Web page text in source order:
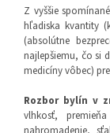
Z vyššie
hľadiska kvantity
(absolútne
najlepšiemu, čo si
medicíny vôbec)
Rozbor bylín v
vlhkosť,